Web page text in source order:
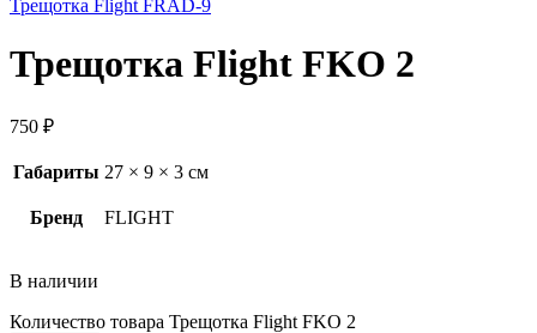
Трещотка Flight FRAD-9
Трещотка Flight FKO 2
750 ₽
Габариты 27 × 9 × 3 см
Бренд FLIGHT
В наличии
Количество товара Трещотка Flight FKO 2